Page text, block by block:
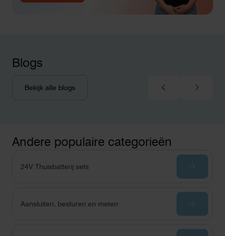
Blogs
Bekijk alle blogs
Andere populaire categorieën
24V Thuisbatterij sets
Aansluiten, besturen en meten